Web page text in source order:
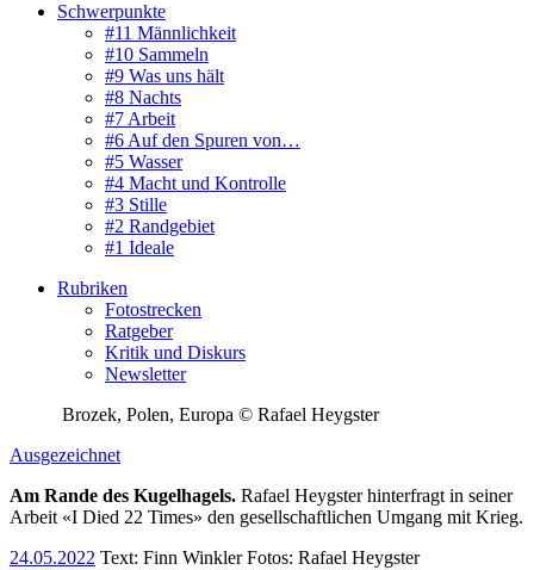
Schwerpunkte
#11 Männlichkeit
#10 Sammeln
#9 Was uns hält
#8 Nachts
#7 Arbeit
#6 Auf den Spuren von…
#5 Wasser
#4 Macht und Kontrolle
#3 Stille
#2 Randgebiet
#1 Ideale
Rubriken
Fotostrecken
Ratgeber
Kritik und Diskurs
Newsletter
Brozek, Polen, Europa © Rafael Heygster
Ausgezeichnet
Am Rande des Kugelhagels. Rafael Heygster hinterfragt in seiner
Arbeit «I Died 22 Times» den gesellschaftlichen Umgang mit Krieg.
24.05.2022 Text: Finn Winkler Fotos: Rafael Heygster